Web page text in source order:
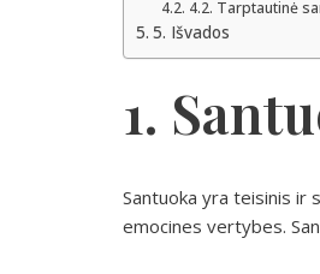
4.2. Tarptautinė
5. Išvados
1.
Santuoka yra teisinis ir
emocines vertybes.